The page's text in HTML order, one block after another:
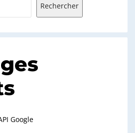
Rechercher
Google